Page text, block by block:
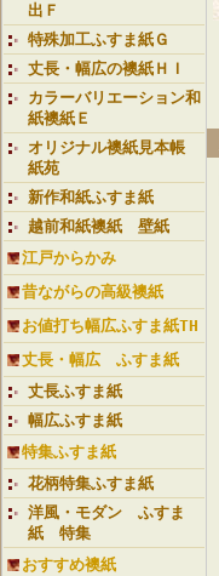
出Ｆ
特殊加工ふすま紙Ｇ
丈長・幅広の襖紙ＨＩ
カラーバリエーション和
紙襖紙Ｅ
オリジナル襖紙見本帳
紙苑
新作和紙ふすま紙
越前和紙襖紙 壁紙
江戸からかみ
昔ながらの高級襖紙
お値打ち幅広ふすま紙TH
丈長・幅広 ふすま紙
丈長ふすま紙
幅広ふすま紙
特集ふすま紙
花柄特集ふすま紙
洋風・モダン ふすま
紙 特集
おすすめ襖紙